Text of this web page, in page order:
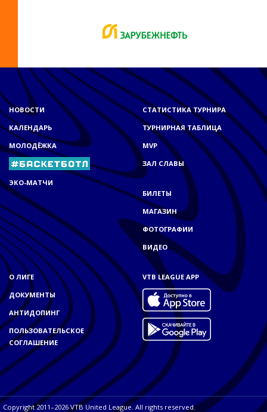
НОВОСТИ
КАЛЕНДАРЬ
МОЛОДЁЖКА
ЭКО-МАТЧИ
СТАТИСТИКА ТУРНИРА
ТУРНИРНАЯ ТАБЛИЦА
MVP
ЗАЛ СЛАВЫ
БИЛЕТЫ
МАГАЗИН
ФОТОГРАФИИ
ВИДЕО
О ЛИГЕ
ДОКУМЕНТЫ
АНТИДОПИНГ
ПОЛЬЗОВАТЕЛЬСКОЕ
СОГЛАШЕНИЕ
VTB LEAGUE APP
Copyright 2011–2026 VTB United League. All rights reserved.